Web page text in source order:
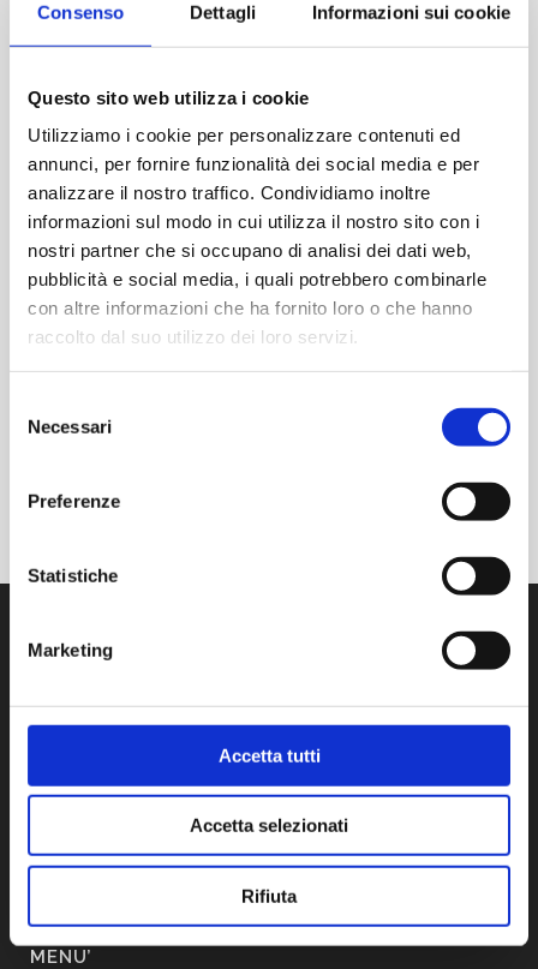
Consenso Dettagli Informazioni sui cookie
Questo sito web utilizza i cookie
Utilizziamo i cookie per personalizzare contenuti ed
annunci, per fornire funzionalità dei social media e per
analizzare il nostro traffico. Condividiamo inoltre
informazioni sul modo in cui utilizza il nostro sito con i
nostri partner che si occupano di analisi dei dati web,
pubblicità e social media, i quali potrebbero combinarle
con altre informazioni che ha fornito loro o che hanno
raccolto dal suo utilizzo dei loro servizi.
delNecessari
Preferenze
Statistiche
Marketing
Accetta tutti
Accetta selezionati
Rifiuta
Posted at 20:31hin
Traumatologia e mi occupo di terapia
del DOLORE nei problemi Osteo-
Artro-Muscolari. Aiuto chi soffre di
DOLORE MUSCOLO-SCHELETRICO
tramite la combinazione di tecniche
infilttrative mininvasive, punti di
Agopuntura, Neuralterapia,
Mesoterapia, Infiltrazione dei Trigger
Points nella contratture muscolari,
Infiltrazioni endo-articolari con Acido...
SASSARI (07100)
CF: PNTLRA81P69I452W
P.IVA: 02622340905
MENU’